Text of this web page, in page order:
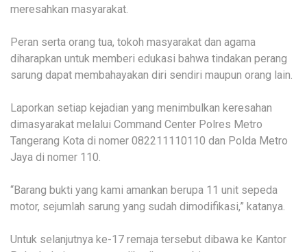
meresahkan masyarakat.
Peran serta orang tua, tokoh masyarakat dan agama
diharapkan untuk memberi edukasi bahwa tindakan perang
sarung dapat membahayakan diri sendiri maupun orang lain.
Laporkan setiap kejadian yang menimbulkan keresahan
dimasyarakat melalui Command Center Polres Metro
Tangerang Kota di nomer 082211110110 dan Polda Metro
Jaya di nomer 110.
“Barang bukti yang kami amankan berupa 11 unit sepeda
motor, sejumlah sarung yang sudah dimodifikasi,” katanya.
Untuk selanjutnya ke-17 remaja tersebut dibawa ke Kantor